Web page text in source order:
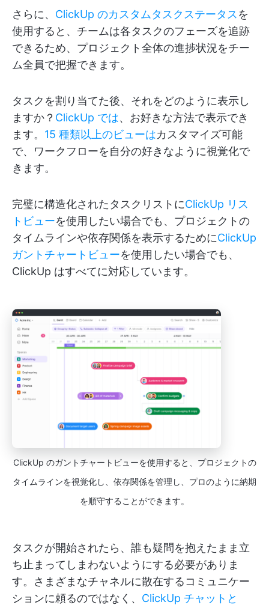
さらに、 ClickUp のカスタムタスクステータス を
使用すると、チームは各タスクのフェーズを追跡
できるため、プロジェクト全体の進捗状況をチー
ム全員で把握できます。
タスクを割り当てた後、それをどのように表示し
ますか？ ClickUp では、お好きな方法で表示でき
ます。 15 種類以上のビューはカスタマイズ可能
で、ワークフローを自分の好きなように視覚化で
きます。
完璧に構造化されたタスクリストにClickUp リス
トビューを使用したい場合でも、プロジェクトの
タイムラインや依存関係を表示するためにClickUp
ガントチャートビューを使用したい場合でも、
ClickUp はすべてに対応しています。
ClickUp のガントチャートビューを使用すると、プロジェクトの
タイムラインを視覚化し、依存関係を管理し、プロのように納期
を順守することができます。
タスクが開始されたら、誰も疑問を抱えたまま立
ち止まってしまわないようにする必要がありま
す。さまざまなチャネルに散在するコミュニケー
ションに頼るのではなく、 ClickUp チャットと